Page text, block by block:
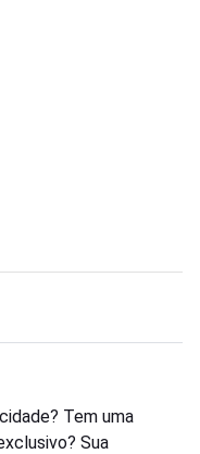
Tem uma
Sua